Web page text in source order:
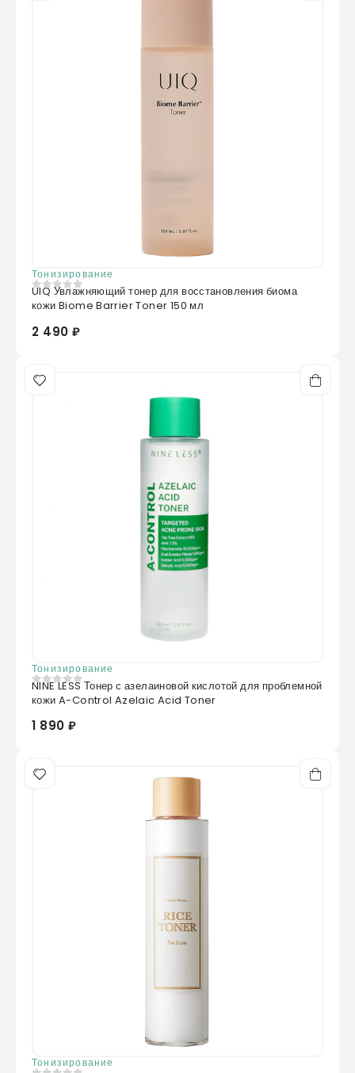
Тонизирование
0из 5
UIQ Увлажняющий тонер для восстановления биома
кожи Biome Barrier Toner 150 мл
2 490 ₽
Тонизирование
0из 5
NINE LESS Тонер с азелаиновой кислотой для проблемной
кожи A-Control Azelaic Acid Toner
1 890 ₽
Тонизирование